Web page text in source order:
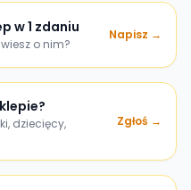
w 1 zdaniu
o nim?
Napisz →
dziecięcy,
Zgłoś →